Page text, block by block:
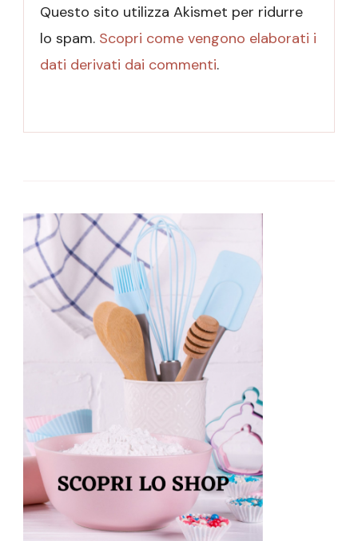
Questo sito utilizza Akismet per ridurre
lo spam. Scopri come vengono elaborati i
dati derivati dai commenti.